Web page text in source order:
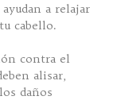
a relajar
cabello.
contra el
alisar,
daños